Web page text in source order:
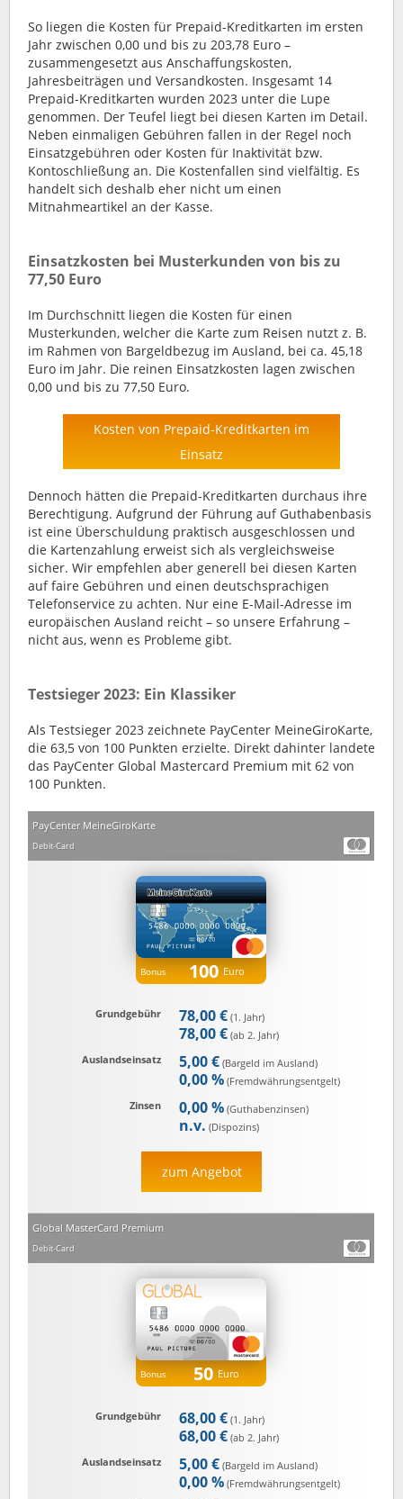
So liegen die Kosten für Prepaid-Kreditkarten im ersten
Jahr zwischen 0,00 und bis zu 203,78 Euro –
zusammengesetzt aus Anschaffungskosten,
Jahresbeiträgen und Versandkosten. Insgesamt 14
Prepaid-Kreditkarten wurden 2023 unter die Lupe
genommen. Der Teufel liegt bei diesen Karten im Detail.
Neben einmaligen Gebühren fallen in der Regel noch
Einsatzgebühren oder Kosten für Inaktivität bzw.
Kontoschließung an. Die Kostenfallen sind vielfältig. Es
handelt sich deshalb eher nicht um einen
Mitnahmeartikel an der Kasse.
Einsatzkosten bei Musterkunden von bis zu
77,50 Euro
Im Durchschnitt liegen die Kosten für einen
Musterkunden, welcher die Karte zum Reisen nutzt z. B.
im Rahmen von Bargeldbezug im Ausland, bei ca. 45,18
Euro im Jahr. Die reinen Einsatzkosten lagen zwischen
0,00 und bis zu 77,50 Euro.
Kosten von Prepaid-Kreditkarten im
Einsatz
Dennoch hätten die Prepaid-Kreditkarten durchaus ihre
Berechtigung. Aufgrund der Führung auf Guthabenbasis
ist eine Überschuldung praktisch ausgeschlossen und
die Kartenzahlung erweist sich als vergleichsweise
sicher. Wir empfehlen aber generell bei diesen Karten
auf faire Gebühren und einen deutschsprachigen
Telefonservice zu achten. Nur eine E-Mail-Adresse im
europäischen Ausland reicht – so unsere Erfahrung –
nicht aus, wenn es Probleme gibt.
Testsieger 2023: Ein Klassiker
Als Testsieger 2023 zeichnete PayCenter MeineGiroKarte,
die 63,5 von 100 Punkten erzielte. Direkt dahinter landete
das PayCenter Global Mastercard Premium mit 62 von
100 Punkten.
PayCenter MeineGiroKarte
Debit-Card
Bonus 100 Euro
Grundgebühr 78,00 € (1. Jahr)
78,00 € (ab 2. Jahr)
Auslandseinsatz
5,00 € (Bargeld im Ausland)
0,00 % (Fremd­währungs­entgelt)
Zinsen
0,00 % (Guthaben­zinsen)
n.v. (Dispozins)
zum Angebot
Global MasterCard Premium
Debit-Card
Bonus 50 Euro
Grundgebühr 68,00 € (1. Jahr)
68,00 € (ab 2. Jahr)
Auslandseinsatz
5,00 € (Bargeld im Ausland)
0,00 % (Fremd­währungs­entgelt)